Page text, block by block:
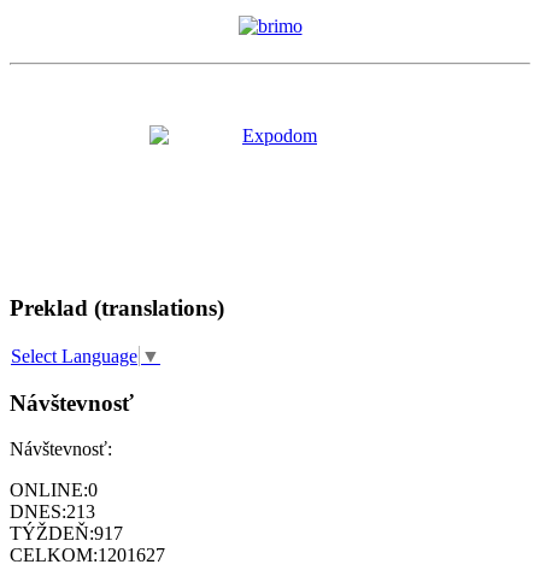
Preklad (translations)
Select Language ▼
Návštevnosť
Návštevnosť:
ONLINE:0
DNES:213
TÝŽDEŇ:917
CELKOM:1201627